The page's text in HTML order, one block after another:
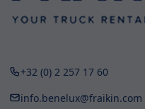
+32 (0) 2 257 17 60
info.benelux@fraikin.com